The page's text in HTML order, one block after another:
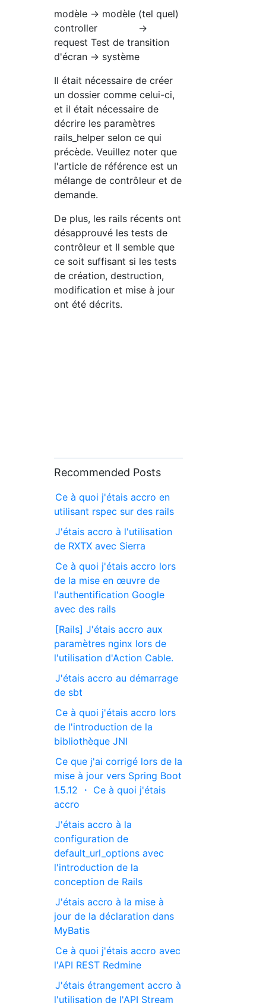
modèle → modèle (tel quel)
controller →
request Test de transition
d'écran → système
Il était nécessaire de créer
un dossier comme celui-ci,
et il était nécessaire de
décrire les paramètres
rails_helper selon ce qui
précède. Veuillez noter que
l'article de référence est un
mélange de contrôleur et de
demande.
De plus, les rails récents ont
désapprouvé les tests de
contrôleur et Il semble que
ce soit suffisant si les tests
de création, destruction,
modification et mise à jour
ont été décrits.
Recommended Posts
Ce à quoi j'étais accro en
utilisant rspec sur des rails
J'étais accro à l'utilisation
de RXTX avec Sierra
Ce à quoi j'étais accro lors
de la mise en œuvre de
l'authentification Google
avec des rails
[Rails] J'étais accro aux
paramètres nginx lors de
l'utilisation d'Action Cable.
J'étais accro au démarrage
de sbt
Ce à quoi j'étais accro lors
de l'introduction de la
bibliothèque JNI
Ce que j'ai corrigé lors de la
mise à jour vers Spring Boot
1.5.12 ・ Ce à quoi j'étais
accro
J'étais accro à la
configuration de
default_url_options avec
l'introduction de la
conception de Rails
J'étais accro à la mise à
jour de la déclaration dans
MyBatis
Ce à quoi j'étais accro avec
l'API REST Redmine
J'étais étrangement accro à
l'utilisation de l'API Stream